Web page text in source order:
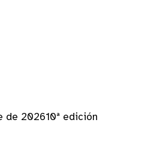
de 202610ª edición